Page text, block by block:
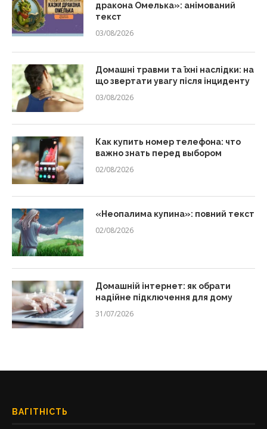
дракона Омелька»: анімований
текст
03/08/2026
Домашні травми та їхні наслідки: на
що звертати увагу після інциденту
03/08/2026
Как купить номер телефона: что
важно знать перед выбором
02/08/2026
«Неопалима купина»: повний текст
02/08/2026
Домашній інтернет: як обрати
надійне підключення для дому
31/07/2026
ВАГІТНІСТЬ